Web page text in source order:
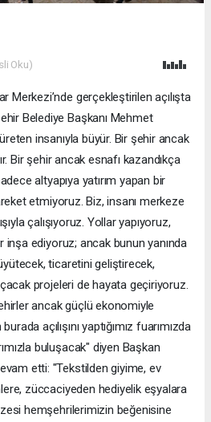
Oku)
Merkezi’nde gerçekleştirilen açılışta
Belediye Başkanı Mehmet
insanıyla büyür. Bir şehir ancak
Bir şehir ancak esnafı kazandıkça
altyapıya yatırım yapan bir
etmiyoruz. Biz, insanı merkeze
çalışıyoruz. Yollar yapıyoruz,
inşa ediyoruz; ancak bunun yanında
ticaretini geliştirecek,
projeleri de hayata geçiriyoruz.
ancak güçlü ekonomiyle
açılışını yaptığımız fuarımızda
buluşacak" diyen Başkan
etti: "Tekstilden giyime, ev
züccaciyeden hediyelik eşyalara
hemşehrilerimizin beğenisine